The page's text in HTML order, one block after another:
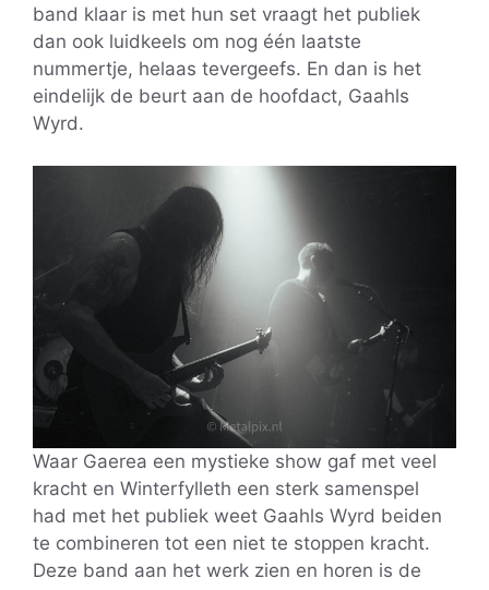
band klaar is met hun set vraagt het publiek
dan ook luidkeels om nog één laatste
nummertje, helaas tevergeefs. En dan is het
eindelijk de beurt aan de hoofdact, Gaahls
Wyrd.
Waar Gaerea een mystieke show gaf met veel
kracht en Winterfylleth een sterk samenspel
had met het publiek weet Gaahls Wyrd beiden
te combineren tot een niet te stoppen kracht.
Deze band aan het werk zien en horen is de